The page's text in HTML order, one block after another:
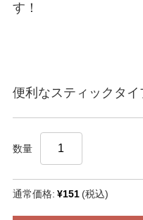
す！
便利なスティックタイ
数量
通常価格: ¥151 (税込)